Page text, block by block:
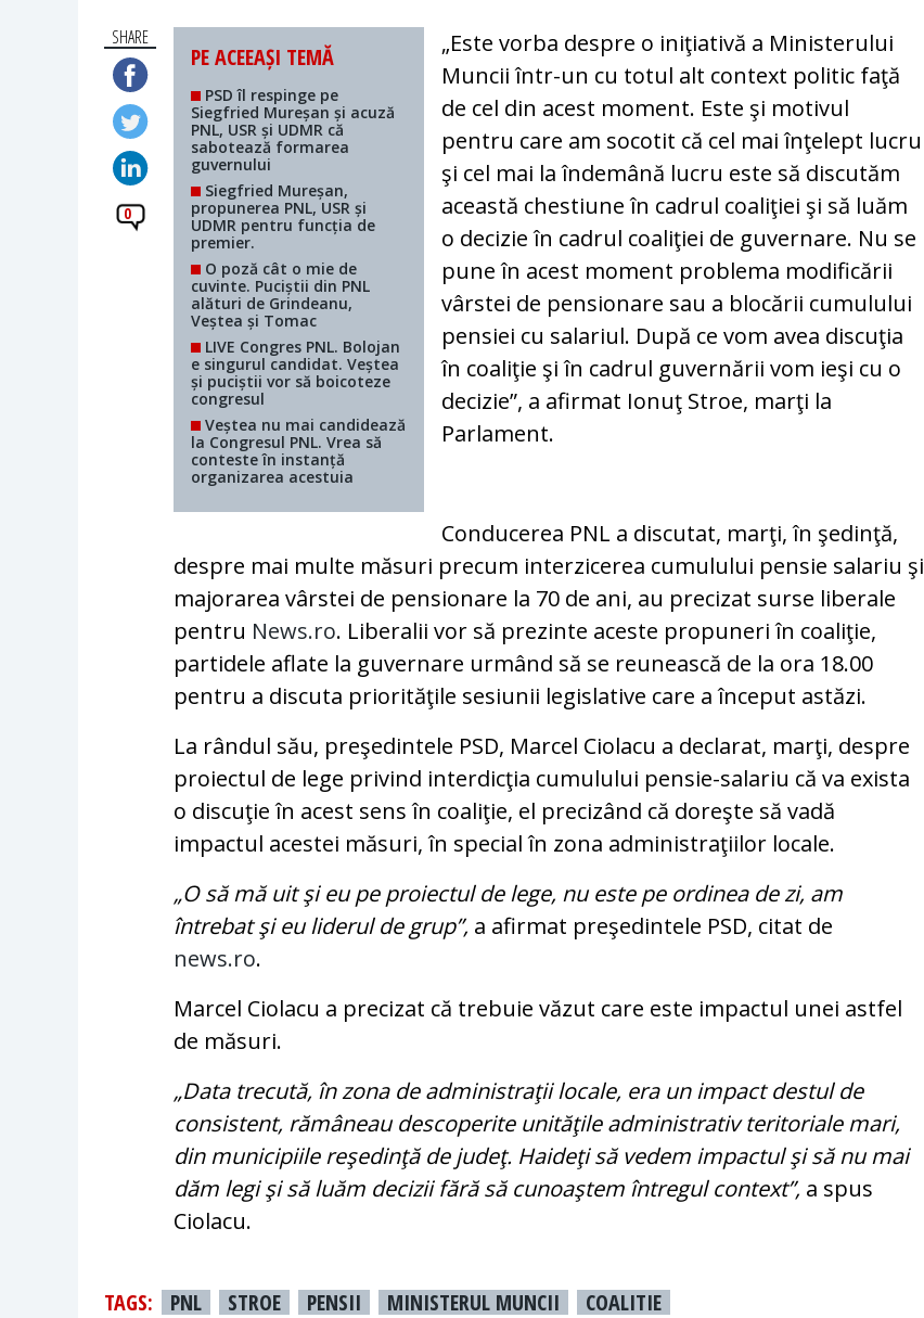
SHARE
0
PE ACEEAȘI TEMĂ
PSD îl respinge pe
Siegfried Mureșan și acuză
PNL, USR și UDMR că
sabotează formarea
guvernului
Siegfried Mureșan,
propunerea PNL, USR și
UDMR pentru funcția de
premier.
O poză cât o mie de
cuvinte. Puciștii din PNL
alături de Grindeanu,
Veștea și Tomac
LIVE Congres PNL. Bolojan
e singurul candidat. Veștea
și puciștii vor să boicoteze
congresul
Veștea nu mai candidează
la Congresul PNL. Vrea să
conteste în instanță
organizarea acestuia
„Este vorba despre o iniţiativă a Ministerului
Muncii într-un cu totul alt context politic faţă
de cel din acest moment. Este şi motivul
pentru care am socotit că cel mai înţelept lucru
şi cel mai la îndemână lucru este să discutăm
această chestiune în cadrul coaliţiei şi să luăm
o decizie în cadrul coaliţiei de guvernare. Nu se
pune în acest moment problema modificării
vârstei de pensionare sau a blocării cumulului
pensiei cu salariul. După ce vom avea discuţia
în coaliţie şi în cadrul guvernării vom ieşi cu o
decizie”, a afirmat Ionuţ Stroe, marţi la
Parlament.
Conducerea PNL a discutat, marţi, în şedinţă,
despre mai multe măsuri precum interzicerea cumulului pensie salariu şi
majorarea vârstei de pensionare la 70 de ani, au precizat surse liberale
pentru News.ro. Liberalii vor să prezinte aceste propuneri în coaliţie,
partidele aflate la guvernare urmând să se reunească de la ora 18.00
pentru a discuta priorităţile sesiunii legislative care a început astăzi.
La rândul său, preşedintele PSD, Marcel Ciolacu a declarat, marţi, despre
proiectul de lege privind interdicţia cumulului pensie-salariu că va exista
o discuţie în acest sens în coaliţie, el precizând că doreşte să vadă
impactul acestei măsuri, în special în zona administraţiilor locale.
„O să mă uit şi eu pe proiectul de lege, nu este pe ordinea de zi, am
întrebat şi eu liderul de grup”, a afirmat preşedintele PSD, citat de
news.ro.
Marcel Ciolacu a precizat că trebuie văzut care este impactul unei astfel
de măsuri.
„Data trecută, în zona de administraţii locale, era un impact destul de
consistent, rămâneau descoperite unităţile administrativ teritoriale mari,
din municipiile reşedinţă de judeţ. Haideţi să vedem impactul şi să nu mai
dăm legi şi să luăm decizii fără să cunoaştem întregul context”, a spus
Ciolacu.
TAGS: PNL STROE PENSII MINISTERUL MUNCII
COALITIE